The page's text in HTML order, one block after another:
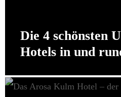
Die 4 schönsten
Hotels in und